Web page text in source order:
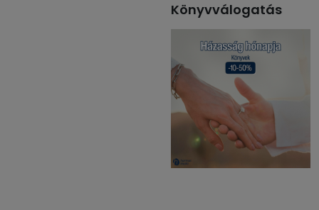
Könyvválogatás